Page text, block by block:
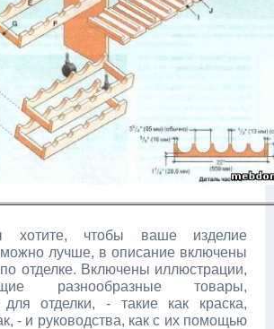
хотите, чтобы ваше изделие
можно лучше, в описание включены
отделке. Включены иллюстрации,
разнообразные товары,
для отделки, - такие как краска,
- и руководства, как с их помощью